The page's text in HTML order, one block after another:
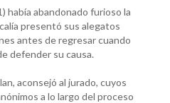
había abandonado furioso la
presentó sus alegatos
antes de regresar cuando
defender su causa.
aconsejó al jurado, cuyos
a lo largo del proceso